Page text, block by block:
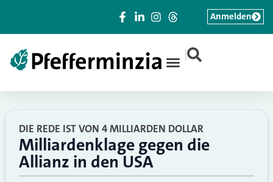
|
Anmelden
DIE REDE IST VON 4 MILLIARDEN DOLLAR
Milliardenklage gegen die
Allianz in den USA